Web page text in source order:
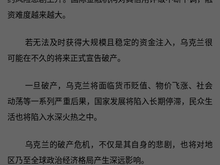
资难度越来越大。
若无法及时获得大规模且稳定的资金注入，乌克兰很
可能在不久的将来正式宣告破产。
一旦破产，乌克兰将面临货币贬值、物价飞涨、社会
动荡等一系列严重后果，国家发展将陷入长期停滞，民众生
活也将陷入水深火热之中。
乌克兰的破产危机，不仅是其自身的悲剧，也将对地
区乃至全球政治经济格局产生深远影响。